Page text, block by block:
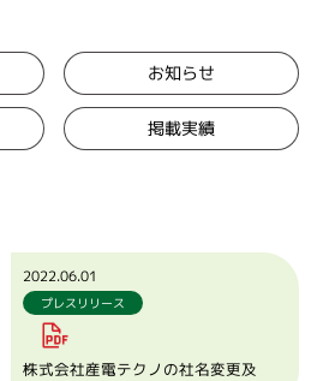
お知らせ
掲載実績
2022.06.01
プレスリリース
株式会社産電テクノの社名変更及